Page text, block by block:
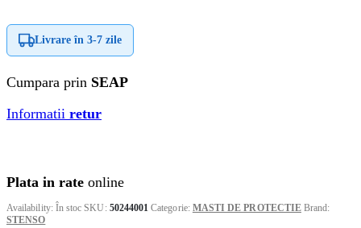
Livrare în 3-7 zile
Cumpara prin SEAP
Informatii retur
Plata in rate online
Availability: În stoc SKU: 50244001 Categorie: MASTI DE PROTECTIE Brand:
STENSO